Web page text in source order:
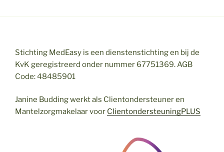
Stichting MedEasy is een dienstenstichting en bij de
KvK geregistreerd onder nummer 67751369. AGB
Code: 48485901
Janine Budding werkt als Clientondersteuner en
Mantelzorgmakelaar voor ClientondersteuningPLUS